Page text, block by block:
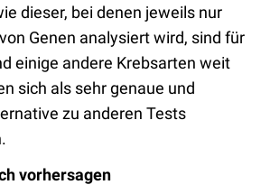
dieser, bei denen jeweils nur
Genen analysiert wird, sind für
einige andere Krebsarten weit
sich als sehr genaue und
zu anderen Tests
vorhersagen